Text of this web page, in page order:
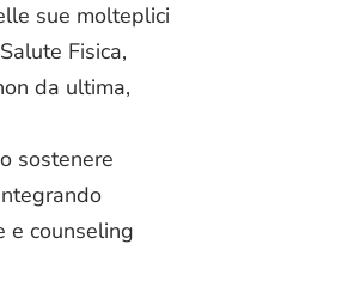
sue molteplici
Fisica,
da ultima,
sostenere
e counseling